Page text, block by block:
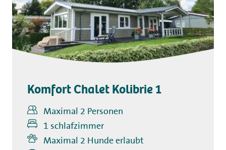
Komfort Chalet Kolibrie 1
Maximal 2 Personen
1 schlafzimmer
Maximal 2 Hunde erlaubt